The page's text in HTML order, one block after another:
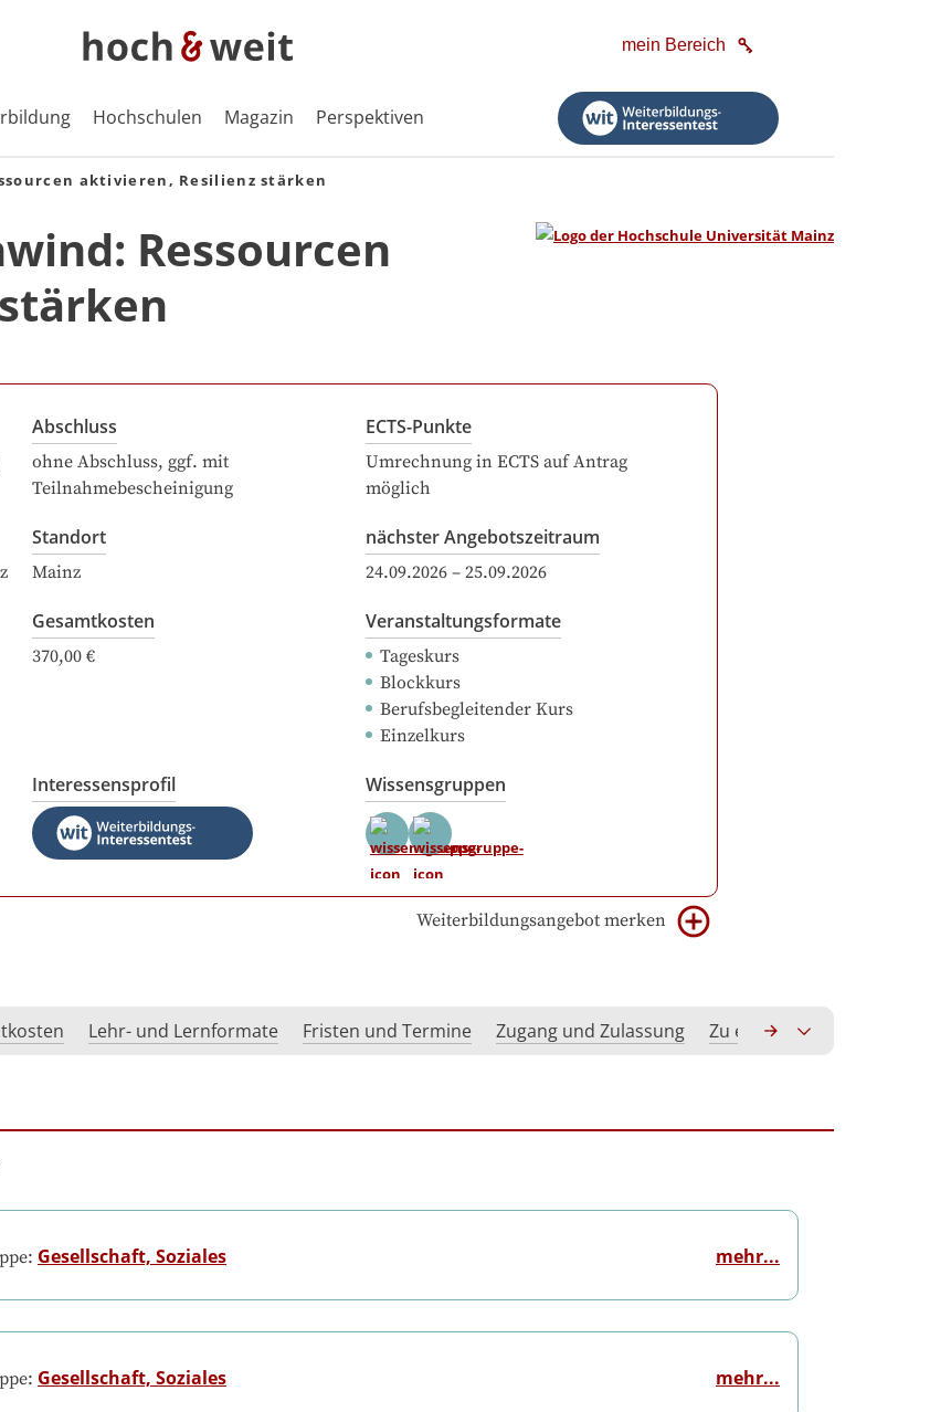
mein Bereich
Hochschulen Magazin Perspektiven
aktivieren, Resilienz stärken
Ressourcen
Abschluss
ohne Abschluss, ggf. mit
Teilnahmebescheinigung
ECTS-Punkte
Umrechnung in ECTS auf Antrag
möglich
Standort
Mainz
nächster Angebotszeitraum
24.09.2026 – 25.09.2026
Gesamtkosten
370,00 €
Veranstaltungsformate
Tageskurs
Blockkurs
Berufsbegleitender Kurs
Einzelkurs
Interessensprofil Wissensgruppen
Weiterbildungsangebot merken
Lehr- und Lernformate Fristen und Termine Zugang und Zulassung Zu erwerbende
Gesellschaft, Soziales mehr...
Gesellschaft, Soziales mehr...